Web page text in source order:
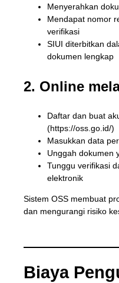
Menyerahkan
Mendapat nomor
verifikasi
SIUI diterbitkan
dokumen lengkap
2. Online
Daftar dan buat
(https://oss.go.id/)
Masukkan data
Unggah dokumen
Tunggu verifikasi
elektronik
Sistem OSS membuat
dan mengurangi risiko
Biaya